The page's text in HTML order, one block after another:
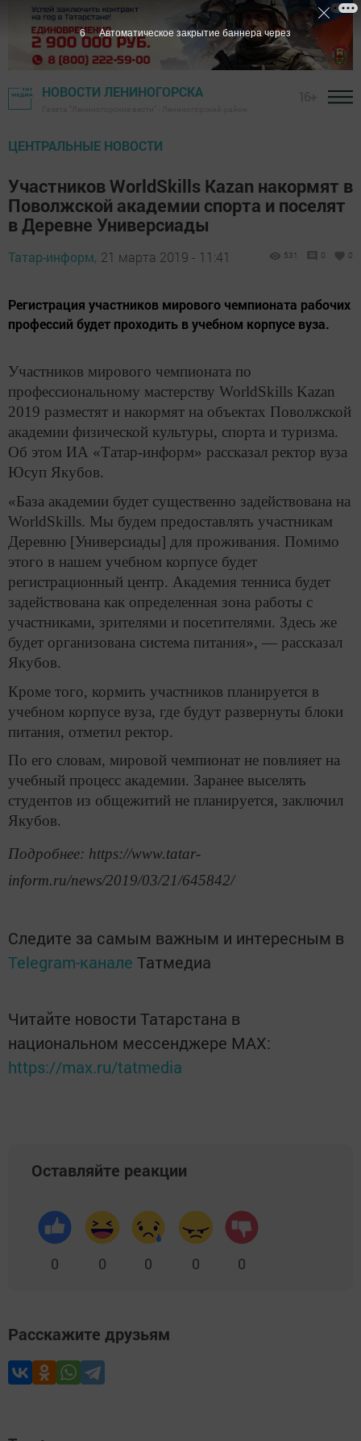
НОВОСТИ ЛЕНИНОГОРСКА
ЦЕНТРАЛЬНЫЕ НОВОСТИ
Участников WorldSkills Kazan накормят в
Поволжской академии спорта и поселят
в Деревне Универсиады
Татар-информ, 21 марта 2019 - 11:41 531 0 0
Регистрация участников мирового чемпионата рабочих
профессий будет проходить в учебном корпусе вуза.
Участников мирового чемпионата по
профессиональному мастерству WorldSkills Kazan
2019 разместят и накормят на объектах Поволжской
академии физической культуры, спорта и туризма.
Об этом ИА «Татар-информ» рассказал ректор вуза
Юсуп Якубов.
«База академии будет существенно задействована на
WorldSkills. Мы будем предоставлять участникам
Деревню [Универсиады] для проживания. Помимо
этого в нашем учебном корпусе будет
регистрационный центр. Академия тенниса будет
задействована как определенная зона работы с
участниками, зрителями и посетителями. Здесь же
будет организована система питания», — рассказал
Якубов.
Кроме того, кормить участников планируется в
учебном корпусе вуза, где будут развернуты блоки
питания, отметил ректор.
По его словам, мировой чемпионат не повлияет на
учебный процесс академии. Заранее выселять
студентов из общежитий не планируется, заключил
Якубов.
Подробнее: https://www.tatar-
inform.ru/news/2019/03/21/645842/
Следите за самым важным и интересным в
Telegram-канале Татмедиа
Читайте новости Татарстана в
национальном мессенджере MАХ:
https://max.ru/tatmedia
Оставляйте реакции
0 0 0 0 0
Расскажите друзьям
5 Автоматическое закрытие баннера через